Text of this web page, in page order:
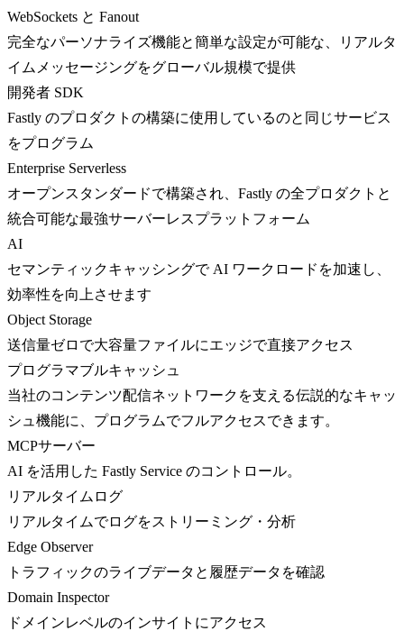
WebSockets と Fanout
完全なパーソナライズ機能と簡単な設定が可能な、リアルタ
イムメッセージングをグローバル規模で提供
開発者 SDK
Fastly のプロダクトの構築に使用しているのと同じサービス
をプログラム
Enterprise Serverless
オープンスタンダードで構築され、Fastly の全プロダクトと
統合可能な最強サーバーレスプラットフォーム
AI
セマンティックキャッシングで AI ワークロードを加速し、
効率性を向上させます
Object Storage
送信量ゼロで大容量ファイルにエッジで直接アクセス
プログラマブルキャッシュ
当社のコンテンツ配信ネットワークを支える伝説的なキャッ
シュ機能に、プログラムでフルアクセスできます。
MCPサーバー
AI を活用した Fastly Service のコントロール。
リアルタイムログ
リアルタイムでログをストリーミング・分析
Edge Observer
トラフィックのライブデータと履歴データを確認
Domain Inspector
ドメインレベルのインサイトにアクセス